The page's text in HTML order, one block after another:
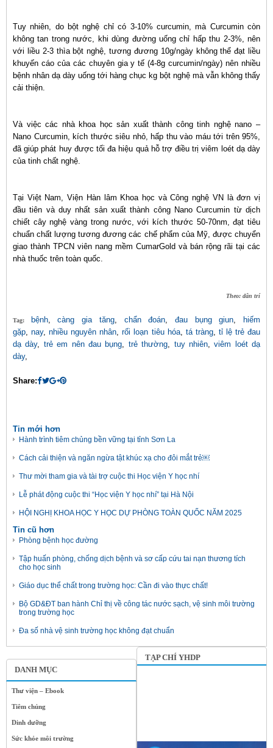
DANH MỤC
Thư viện – Ebook
Tiêm chủng
Dinh dưỡng
Sức khỏe môi trường
Tuy nhiên, do bột nghệ chỉ có 3-10% curcumin, mà Curcumin còn
không tan trong nước, khi dùng đường uống chỉ hấp thu 2-3%, nên
với liều 2-3 thìa bột nghệ, tương đương 10g/ngày không thể đạt liều
khuyến cáo của các chuyên gia y tế (4-8g curcumin/ngày) nên nhiều
bệnh nhân dạ dày uống tới hàng chục kg bột nghệ mà vẫn không thấy
cải thiện.
Và việc các nhà khoa học sản xuất thành công tinh nghệ nano –
Nano Curcumin, kích thước siêu nhỏ, hấp thu vào máu tới trên 95%,
đã giúp phát huy được tối đa hiệu quả hỗ trợ điều trị viêm loét dạ dày
của tinh chất nghệ.
Tại Việt Nam, Viện Hàn lâm Khoa học và Công nghệ VN là đơn vị
đầu tiên và duy nhất sản xuất thành công Nano Curcumin từ dịch
chiết cây nghệ vàng trong nước, với kích thước 50-70nm, đạt tiêu
chuẩn chất lượng tương đương các chế phẩm của Mỹ, được chuyển
giao thành TPCN viên nang mềm CumarGold và bán rộng rãi tại các
nhà thuốc trên toàn quốc.
Theo: dân trí
Tag: bệnh,càng gia tăng, chẩn đoán, đau bụng giun,
hiếm
gặp,nay,nhiều nguyên nhân,rối loạn tiêu hóa, tá tràng, tỉ lệ trẻ đau
dạ dày, trẻ em nên đau bụng, trẻ thường, tuy nhiên,viêm loét dạ
dày,
Share:
Tin mới hơn
Hành trình tiêm chủng bền vững tại tỉnh Sơn La
Cách cải thiện và ngăn ngừa tật khúc xạ cho đôi mắt trẻ￼
Thư mời tham gia và tài trợ cuộc thi Học viện Y học nhí
Lễ phát động cuộc thi “Học viện Y học nhí” tại Hà Nội
HỘI NGHỊ KHOA HỌC Y HỌC DỰ PHÒNG TOÀN QUỐC NĂM 2025
Tin cũ hơn
Phòng bệnh học đường
Tập huấn phòng, chống dịch bệnh và sơ cấp cứu tai nạn thương tích
cho học sinh
Giáo dục thể chất trong trường học: Cần đi vào thực chất!
Bộ GD&ĐT ban hành Chỉ thị về công tác nước sạch, vệ sinh môi trường
trong trường học
Đa số nhà vệ sinh trường học không đạt chuẩn
TẠP CHÍ YHDP